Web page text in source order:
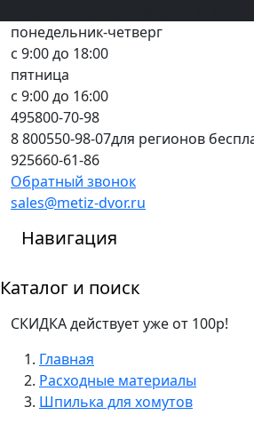
понедельник-четверг
с 9:00 до 18:00
пятница
с 9:00 до 16:00
495800-70-98
8 800550-98-07для регионов
925660-61-86
Обратный звонок
sales@metiz-dvor.ru
Навигация
Каталог и поиск
СКИДКА действует уже от 100р!
Главная
Расходные материалы
Шпилька для хомутов